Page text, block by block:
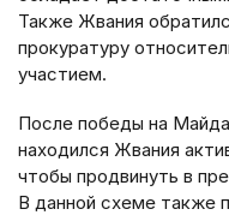
Также Жвания
прокуратуру
участием.
После победы на
находился Жвания
чтобы продвинуть в
В данной схеме также